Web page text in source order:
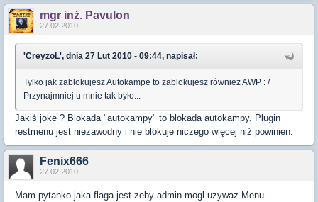
mgr inż. Pavulon
27.02.2010
'CreyzoL', dnia 27 Lut 2010 - 09:44, napisał:
Tylko jak zablokujesz Autokampe to zablokujesz również AWP : /
Przynajmniej u mnie tak było...
Jakiś joke ? Blokada "autokampy" to blokada autokampy. Plugin
restmenu jest niezawodny i nie blokuje niczego więcej niż powinien.
Fenix666
27.02.2010
Mam pytanko jaka flaga jest zeby admin mogl uzywaz Menu